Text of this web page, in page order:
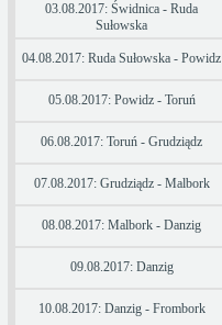
03.08.2017: Świdnica - Ruda
Sułowska
04.08.2017: Ruda Sułowska - Powidz
05.08.2017: Powidz - Toruń
06.08.2017: Toruń - Grudziądz
07.08.2017: Grudziądz - Malbork
08.08.2017: Malbork - Danzig
09.08.2017: Danzig
10.08.2017: Danzig - Frombork